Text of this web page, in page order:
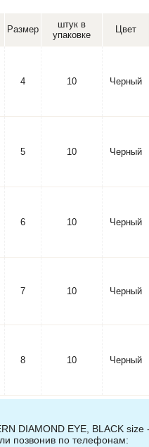
Размер
штук в
упаковке
Цвет
4 10 Черный
5 10 Черный
6 10 Черный
7 10 Черный
8 10 Черный
DIAMOND EYE, BLACK size
позвонив по телефонам: